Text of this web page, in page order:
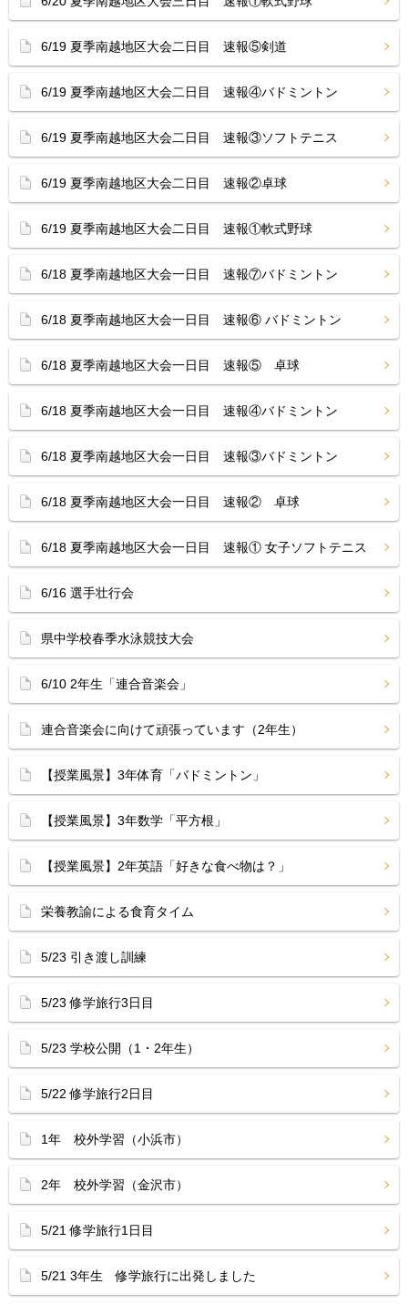
6/19 夏季南越地区大会二日目 速報⑤剣道
6/19 夏季南越地区大会二日目 速報④バドミントン
6/19 夏季南越地区大会二日目 速報③ソフトテニス
6/19 夏季南越地区大会二日目 速報②卓球
6/19 夏季南越地区大会二日目 速報①軟式野球
6/18 夏季南越地区大会一日目 速報⑦バドミントン
6/18 夏季南越地区大会一日目 速報⑥ バドミントン
6/18 夏季南越地区大会一日目 速報⑤ 卓球
6/18 夏季南越地区大会一日目 速報④バドミントン
6/18 夏季南越地区大会一日目 速報③バドミントン
6/18 夏季南越地区大会一日目 速報② 卓球
6/18 夏季南越地区大会一日目 速報① 女子ソフトテニス
6/16 選手壮行会
県中学校春季水泳競技大会
6/10 2年生「連合音楽会」
連合音楽会に向けて頑張っています（2年生）
【授業風景】3年体育「バドミントン」
【授業風景】3年数学「平方根」
【授業風景】2年英語「好きな食べ物は？」
栄養教諭による食育タイム
5/23 引き渡し訓練
5/23 修学旅行3日目
5/23 学校公開（1・2年生）
5/22 修学旅行2日目
1年 校外学習（小浜市）
2年 校外学習（金沢市）
5/21 修学旅行1日目
5/21 3年生 修学旅行に出発しました